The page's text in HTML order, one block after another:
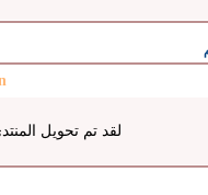
لقد تم تحويل